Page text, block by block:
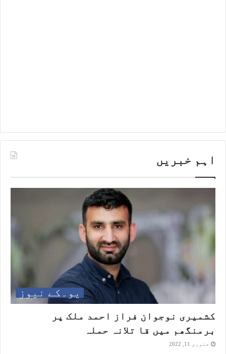
اہم خبریں
یو۔کے نیوز
کشمیری نوجوان فراز احمد ملک پر
برمنگھم میں قا تلانہ حملہ
جنوری 11, 2022